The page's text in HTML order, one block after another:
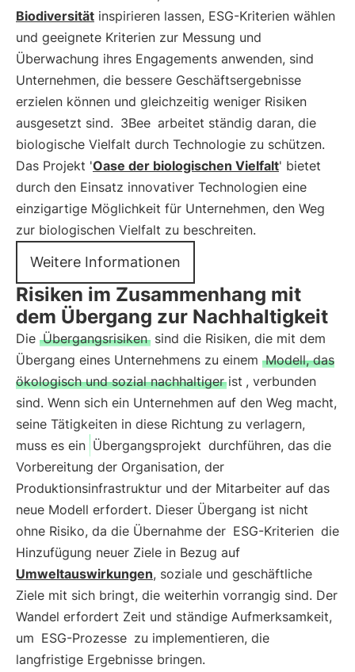
Biodiversität inspirieren lassen, ESG-Kriterien wählen
und geeignete Kriterien zur Messung und
Überwachung ihres Engagements anwenden, sind
Unternehmen, die bessere Geschäftsergebnisse
erzielen können und gleichzeitig weniger Risiken
ausgesetzt sind. 3Bee arbeitet ständig daran, die
biologische Vielfalt durch Technologie zu schützen.
Das Projekt 'Oase der biologischen Vielfalt' bietet
durch den Einsatz innovativer Technologien eine
einzigartige Möglichkeit für Unternehmen, den Weg
zur biologischen Vielfalt zu beschreiten.
Weitere Informationen
Risiken im Zusammenhang mit
dem Übergang zur Nachhaltigkeit
Die Übergangsrisiken sind die Risiken, die mit dem
Übergang eines Unternehmens zu einem Modell, das
ökologisch und sozial nachhaltiger ist , verbunden
sind. Wenn sich ein Unternehmen auf den Weg macht,
seine Tätigkeiten in diese Richtung zu verlagern,
muss es ein Übergangsprojekt durchführen, das die
Vorbereitung der Organisation, der
Produktionsinfrastruktur und der Mitarbeiter auf das
neue Modell erfordert. Dieser Übergang ist nicht
ohne Risiko, da die Übernahme der ESG-Kriterien die
Hinzufügung neuer Ziele in Bezug auf
Umweltauswirkungen, soziale und geschäftliche
Ziele mit sich bringt, die weiterhin vorrangig sind. Der
Wandel erfordert Zeit und ständige Aufmerksamkeit,
um ESG-Prozesse zu implementieren, die
langfristige Ergebnisse bringen.